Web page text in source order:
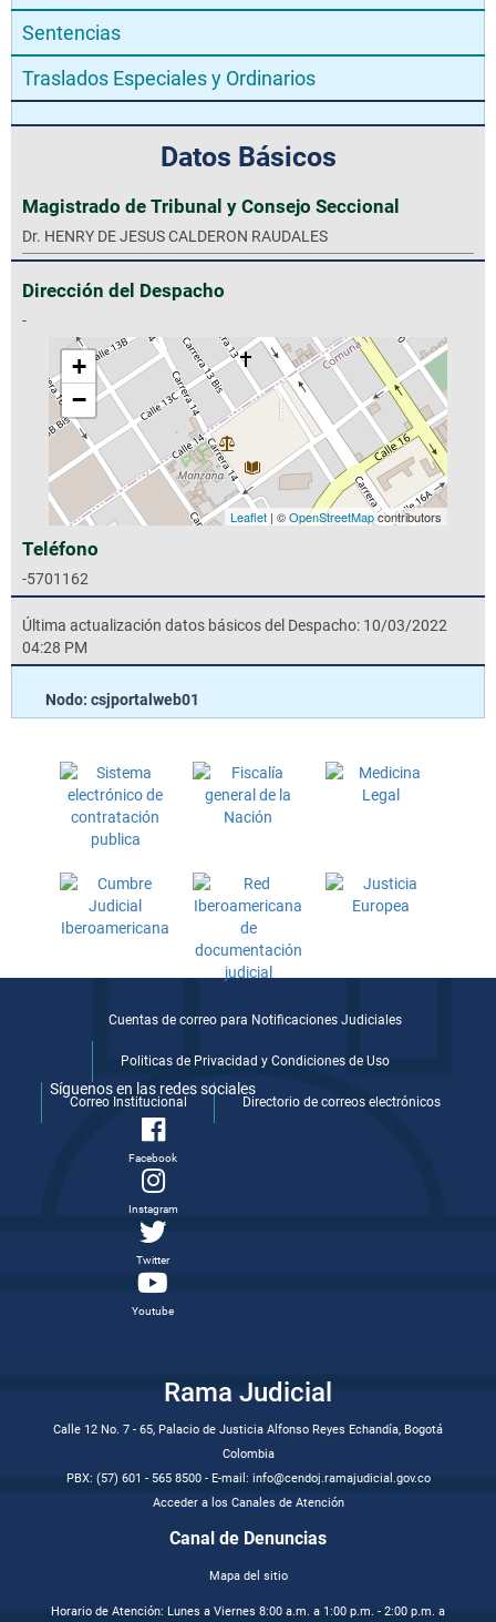
Sentencias
Traslados Especiales y Ordinarios
Datos Básicos
Magistrado de Tribunal y Consejo Seccional
Dr. HENRY DE JESUS CALDERON RAUDALES
Dirección del Despacho
-
+
−
Leaflet| ©OpenStreetMapcontributors
Teléfono
-5701162
Última actualización datos básicos del Despacho: 10/03/2022
04:28 PM
Nodo: csjportalweb01
Cuentas de correo para Notificaciones Judiciales
Politicas de Privacidad y Condiciones de Uso
Correo Institucional Directorio de correos electrónicos
Síguenos en las redes sociales
Facebook
Instagram
Twitter
Youtube
Rama Judicial
Calle 12 No. 7 - 65, Palacio de Justicia Alfonso Reyes Echandía, Bogotá
Colombia
PBX: (57) 601 - 565 8500 - E-mail: info@cendoj.ramajudicial.gov.co
Acceder a los Canales de Atención
Canal de Denuncias
Mapa del sitio
Horario de Atención: Lunes a Viernes 8:00 a.m. a 1:00 p.m. - 2:00 p.m. a